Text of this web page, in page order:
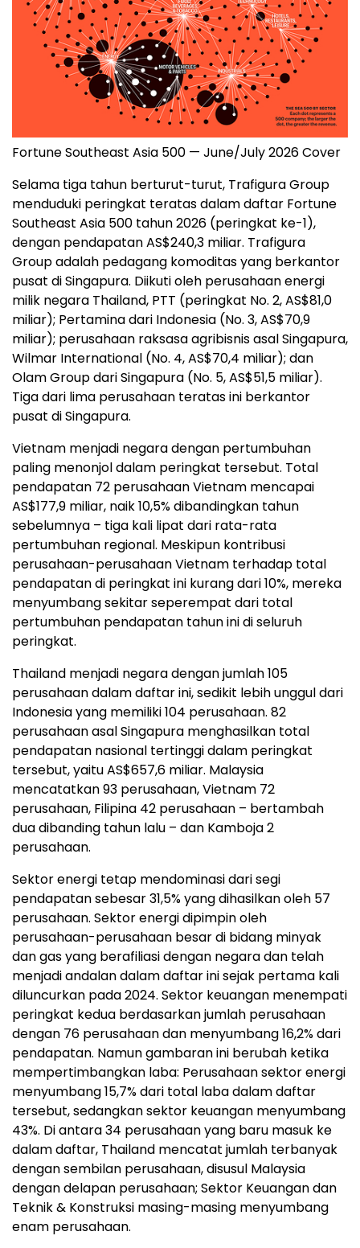
Fortune Southeast Asia 500 — June/July 2026 Cover
Selama tiga tahun berturut-turut, Trafigura Group
menduduki peringkat teratas dalam daftar Fortune
Southeast Asia 500 tahun 2026 (peringkat ke-1),
dengan pendapatan AS$240,3 miliar. Trafigura
Group adalah pedagang komoditas yang berkantor
pusat di Singapura. Diikuti oleh perusahaan energi
milik negara Thailand, PTT (peringkat No. 2, AS$81,0
miliar); Pertamina dari Indonesia (No. 3, AS$70,9
miliar); perusahaan raksasa agribisnis asal Singapura,
Wilmar International (No. 4, AS$70,4 miliar); dan
Olam Group dari Singapura (No. 5, AS$51,5 miliar).
Tiga dari lima perusahaan teratas ini berkantor
pusat di Singapura.
Vietnam menjadi negara dengan pertumbuhan
paling menonjol dalam peringkat tersebut. Total
pendapatan 72 perusahaan Vietnam mencapai
AS$177,9 miliar, naik 10,5% dibandingkan tahun
sebelumnya – tiga kali lipat dari rata-rata
pertumbuhan regional. Meskipun kontribusi
perusahaan-perusahaan Vietnam terhadap total
pendapatan di peringkat ini kurang dari 10%, mereka
menyumbang sekitar seperempat dari total
pertumbuhan pendapatan tahun ini di seluruh
peringkat.
Thailand menjadi negara dengan jumlah 105
perusahaan dalam daftar ini, sedikit lebih unggul dari
Indonesia yang memiliki 104 perusahaan. 82
perusahaan asal Singapura menghasilkan total
pendapatan nasional tertinggi dalam peringkat
tersebut, yaitu AS$657,6 miliar. Malaysia
mencatatkan 93 perusahaan, Vietnam 72
perusahaan, Filipina 42 perusahaan – bertambah
dua dibanding tahun lalu – dan Kamboja 2
perusahaan.
Sektor energi tetap mendominasi dari segi
pendapatan sebesar 31,5% yang dihasilkan oleh 57
perusahaan. Sektor energi dipimpin oleh
perusahaan-perusahaan besar di bidang minyak
dan gas yang berafiliasi dengan negara dan telah
menjadi andalan dalam daftar ini sejak pertama kali
diluncurkan pada 2024. Sektor keuangan menempati
peringkat kedua berdasarkan jumlah perusahaan
dengan 76 perusahaan dan menyumbang 16,2% dari
pendapatan. Namun gambaran ini berubah ketika
mempertimbangkan laba: Perusahaan sektor energi
menyumbang 15,7% dari total laba dalam daftar
tersebut, sedangkan sektor keuangan menyumbang
43%. Di antara 34 perusahaan yang baru masuk ke
dalam daftar, Thailand mencatat jumlah terbanyak
dengan sembilan perusahaan, disusul Malaysia
dengan delapan perusahaan; Sektor Keuangan dan
Teknik & Konstruksi masing-masing menyumbang
enam perusahaan.